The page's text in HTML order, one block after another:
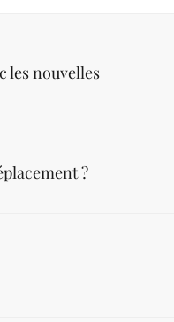
les nouvelles
?